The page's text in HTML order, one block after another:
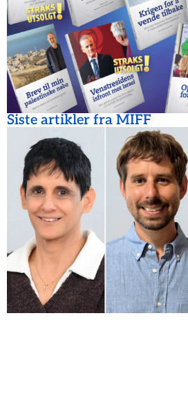
Siste artikler fra MIFF